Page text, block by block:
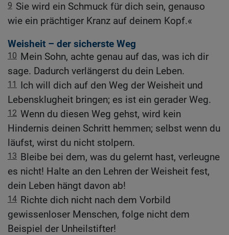
9 Sie wird ein Schmuck für dich sein, genauso
wie ein prächtiger Kranz auf deinem Kopf.«
Weisheit – der sicherste Weg
10 Mein Sohn, achte genau auf das, was ich dir
sage. Dadurch verlängerst du dein Leben.
11
Ich will dich auf den Weg der Weisheit und
Lebensklugheit bringen; es ist ein gerader Weg.
12 Wenn du diesen Weg gehst, wird kein
Hindernis deinen Schritt hemmen; selbst wenn du
läufst, wirst du nicht stolpern.
13 Bleibe bei dem, was du gelernt hast, verleugne
es nicht! Halte an den Lehren der Weisheit fest,
dein Leben hängt davon ab!
14 Richte dich nicht nach dem Vorbild
gewissenloser Menschen, folge nicht dem
Beispiel der Unheilstifter!